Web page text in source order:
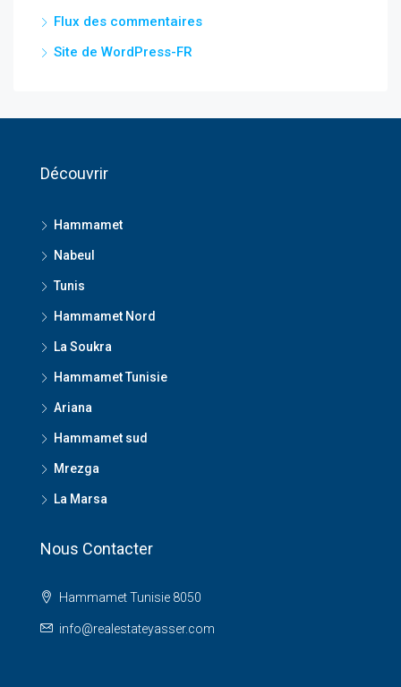
Flux des commentaires
Site de WordPress-FR
Découvrir
Hammamet
Nabeul
Tunis
Hammamet Nord
La Soukra
Hammamet Tunisie
Ariana
Hammamet sud
Mrezga
La Marsa
Nous Contacter
Hammamet Tunisie 8050
info@realestateyasser.com